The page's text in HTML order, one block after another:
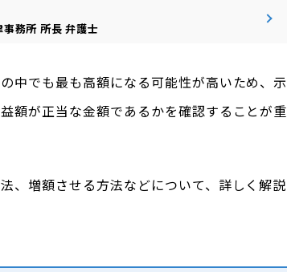
事務所 所長 弁護士
中でも最も高額になる可能性が高いため、示
額が正当な金額であるかを確認することが重
、増額させる方法などについて、詳しく解説